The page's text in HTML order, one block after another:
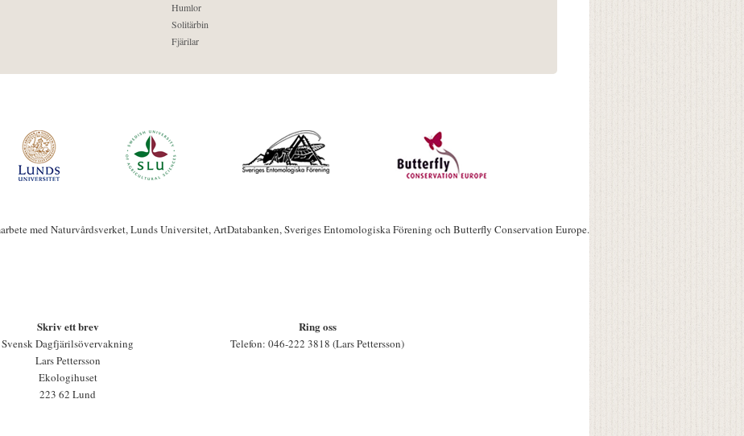
Humlor
Solitärbin
Fjärilar
med Naturvårdsverket, Lunds Universitet, ArtDatabanken, Sveriges Entomologiska Förening och Butterfly Conservation Europe.
Skriv ett brev
Svensk Dagfjärilsövervakning
Lars Pettersson
Ekologihuset
223 62 Lund
Ring oss
Telefon: 046-222 3818 (Lars Pettersson)